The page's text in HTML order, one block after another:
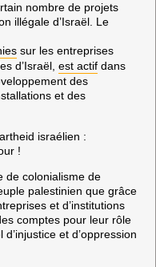
nombre de projets
illégale d’Israël. Le
sur les entreprises
d’Israël, est actif dans
des
et des
israélien :
!
de colonialisme de
palestinien que grâce
et d’institutions
comptes pour leur rôle
et d’oppression